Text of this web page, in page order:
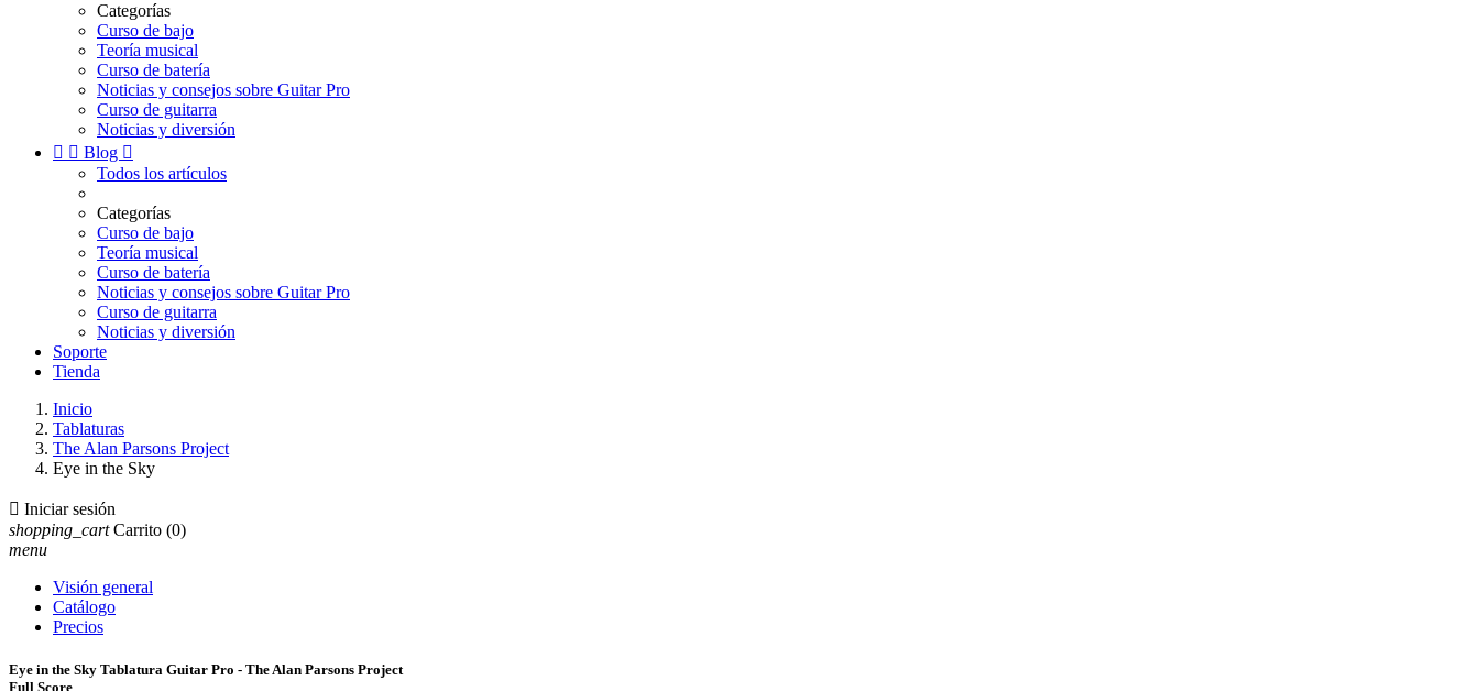
Categorías
Curso de bajo
Teoría musical
Curso de batería
Noticias y consejos sobre Guitar Pro
Curso de guitarra
Noticias y diversión
  Blog 
Todos los artículos
Categorías
Curso de bajo
Teoría musical
Curso de batería
Noticias y consejos sobre Guitar Pro
Curso de guitarra
Noticias y diversión
Soporte
Tienda
Inicio
Tablaturas
The Alan Parsons Project
Eye in the Sky
 Iniciar sesión
shopping_cart Carrito (0)
menu
Visión general
Catálogo
Precios
Eye in the Sky Tablatura Guitar Pro - The Alan Parsons Project
Full Score